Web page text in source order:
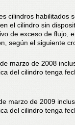
cilindros habilitados
el cilindro sin
de exceso de flujo,
según el siguiente
marzo de 2008
del cilindro tenga
marzo de 2009
del cilindro tenga